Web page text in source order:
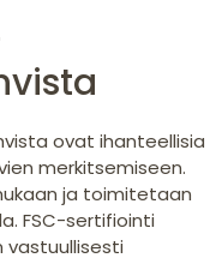
ovat ihanteellisia
merkitsemiseen.
ja toimitetaan
FSC-sertifiointi